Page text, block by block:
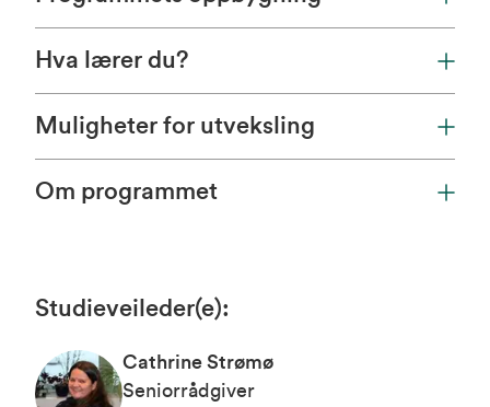
Hva lærer du?
Muligheter for utveksling
Om programmet
Studieveileder(e):
Cathrine Strømø
Seniorrådgiver